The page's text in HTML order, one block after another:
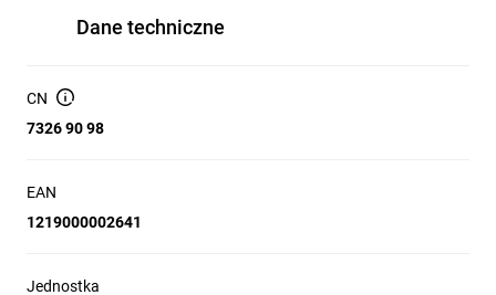
Dane techniczne
CN
7326 90 98
EAN
1219000002641
Jednostka